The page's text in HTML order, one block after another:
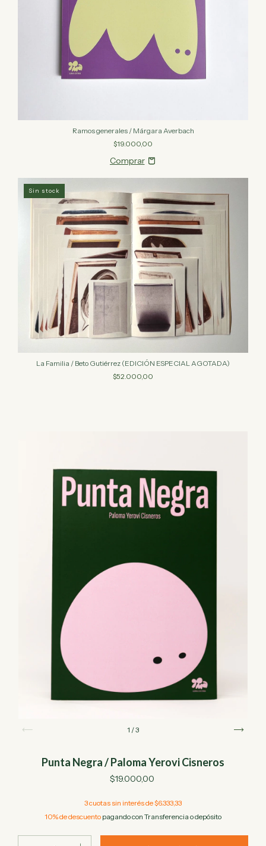
Ramos generales / Márgara Averbach
$19.000,00
Sin stock
La Familia / Beto Gutiérrez (EDICIÓN ESPECIAL AGOTADA)
$52.000,00
1 /3
Punta Negra / Paloma Yerovi Cisneros
$19.000,00
3cuotas sin interés de$6.333,33
10% de descuento pagando con Transferencia o depósito